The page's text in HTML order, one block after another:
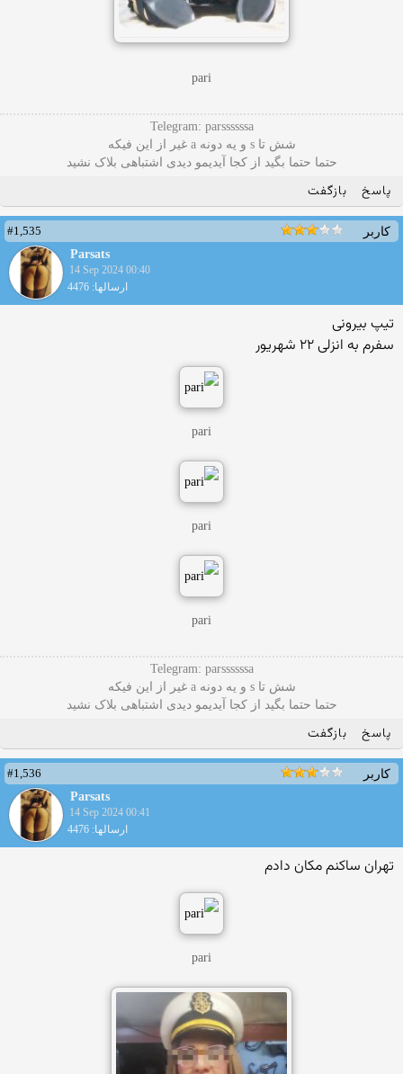
pari
Telegram: parssssssa
شش تا s و یه دونه a غیر از این فیکه
حتما حتما بگید از کجا آیدیمو دیدی اشتباهی بلاک نشید
پاسخ بازگفت
کاربر
#1,535
Parsats
14 Sep 2024 00:40
ارسالها: 4476
تیپ بیرونی
سفرم به انزلی ۲۲ شهریور
pari
pari
pari
Telegram: parssssssa
شش تا s و یه دونه a غیر از این فیکه
حتما حتما بگید از کجا آیدیمو دیدی اشتباهی بلاک نشید
پاسخ بازگفت
کاربر
#1,536
Parsats
14 Sep 2024 00:41
ارسالها: 4476
تهران ساکنم مکان دادم
pari